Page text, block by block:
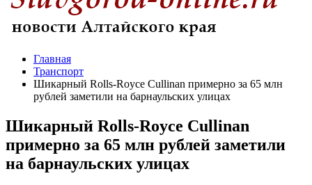
Главная
Транспорт
Шикарный Rolls-Royce Cullinan примерно за 65 млн
рублей заметили на барнаульских улицах
Шикарный Rolls-Royce Cullinan
примерно за 65 млн рублей заметили
на барнаульских улицах